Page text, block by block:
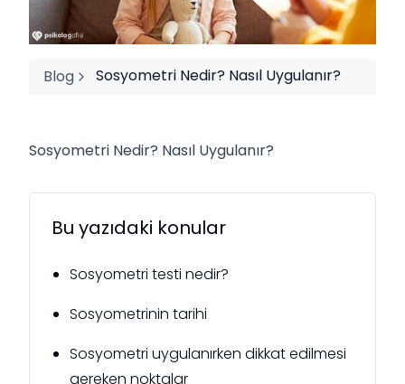
Blog Sosyometri Nedir? Nasıl Uygulanır?
Sosyometri Nedir? Nasıl Uygulanır?
Bu yazıdaki konular
Sosyometri testi nedir?
Sosyometrinin tarihi
Sosyometri uygulanırken dikkat edilmesi
gereken noktalar